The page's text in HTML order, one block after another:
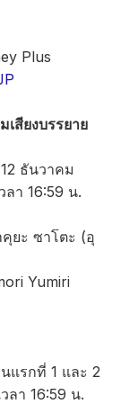
Plus
สียงบรรยาย
ธันวาคม
า 16:59 น.
ยะ ซาโตะ (อุ
Yumiri
แรกที่ 1 และ 2
ลา 16:59 น.